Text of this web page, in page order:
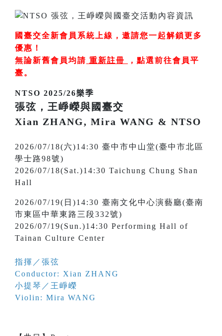
國臺交全新會員系統上線，邀請您一起解鎖更多
優惠！
無論新舊會員均請 重新註冊 ， 點選前往會員平
臺。
NTSO 2025/26樂季
張弦，王崢嶸與國臺交
Xian ZHANG, Mira WANG & NTSO
2026/07/18(六)14:30 臺中市中山堂(臺中市北區
學士路98號)
2026/07/18(Sat.)14:30 Taichung Chung Shan
Hall
2026/07/19(日)14:30 臺南文化中心演藝廳(臺南
市東區中華東路三段332號)
2026/07/19(Sun.)14:30 Performing Hall of
Tainan Culture Center
指揮／張弦
Conductor: Xian ZHANG
小提琴／王崢嶸
Violin: Mira WANG